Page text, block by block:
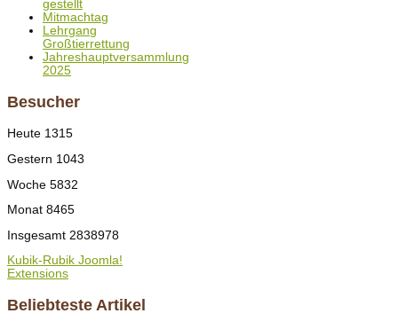
gestellt
Mitmachtag
Lehrgang
Großtierrettung
Jahreshauptversammlung
2025
Besucher
Heute 1315
Gestern 1043
Woche 5832
Monat 8465
Insgesamt 2838978
Kubik-Rubik Joomla!
Extensions
Beliebteste Artikel